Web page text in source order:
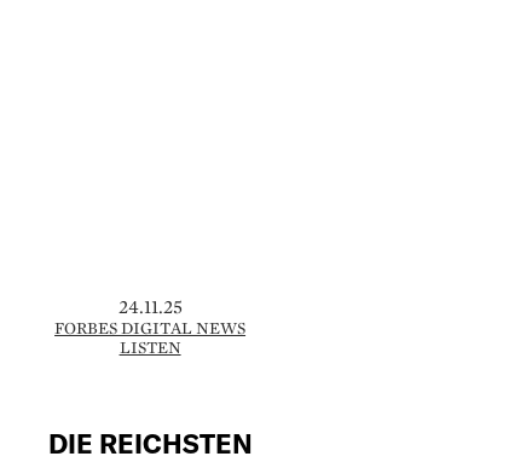
24.11.25
FORBES DIGITAL NEWS
LISTEN
DIE REICHSTEN